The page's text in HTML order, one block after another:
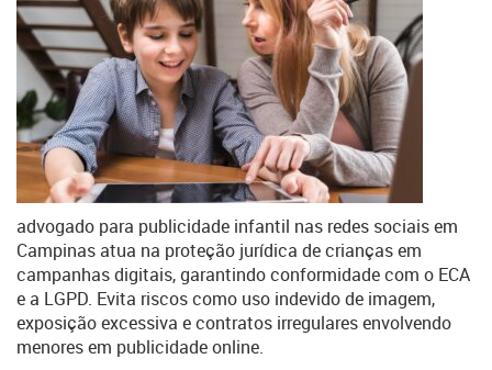
advogado para publicidade infantil nas redes sociais em
Campinas atua na proteção jurídica de crianças em
campanhas digitais, garantindo conformidade com o ECA
e a LGPD. Evita riscos como uso indevido de imagem,
exposição excessiva e contratos irregulares envolvendo
menores em publicidade online.